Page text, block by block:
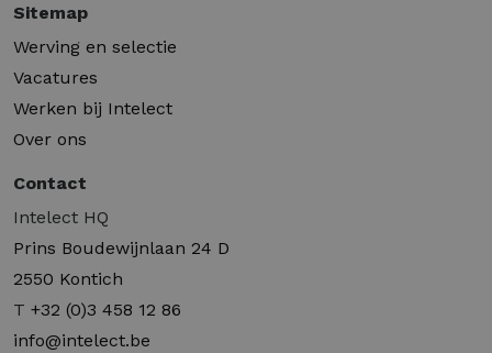
Sitemap
Werving en selectie
Vacatures
Werken bij Intelect
Over ons
Contact
Intelect HQ
Prins Boudewijnlaan 24 D
2550 Kontich
T +32 (0)3 458 12 86
info@intelect.be